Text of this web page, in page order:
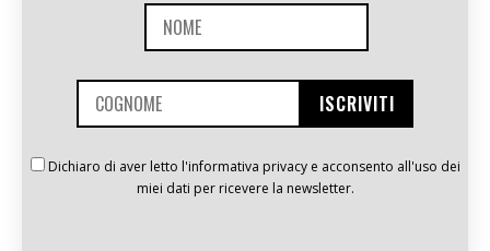
Dichiaro di aver letto l'informativa privacy e acconsento all'uso dei
miei dati per ricevere la newsletter.